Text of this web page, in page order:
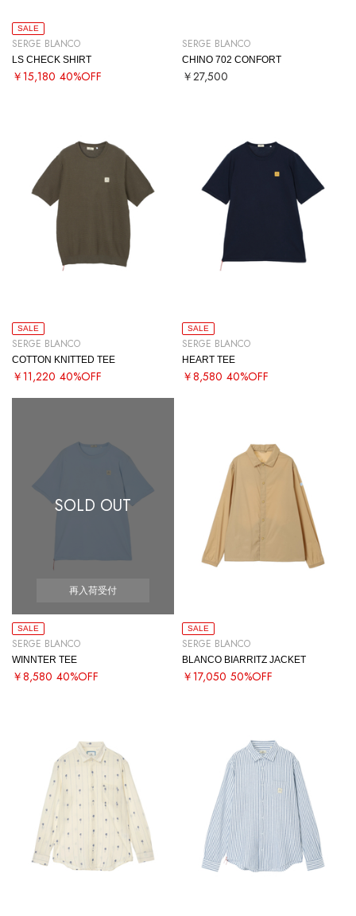
SALE
SERGE BLANCO
LS CHECK SHIRT
￥15,180 40%OFF
SERGE BLANCO
CHINO 702 CONFORT
￥27,500
SALE
SERGE BLANCO
COTTON KNITTED TEE
￥11,220 40%OFF
SALE
SERGE BLANCO
HEART TEE
￥8,580 40%OFF
SOLD OUT
再入荷受付
SALE
SERGE BLANCO
WINNTER TEE
￥8,580 40%OFF
SALE
SERGE BLANCO
BLANCO BIARRITZ JACKET
￥17,050 50%OFF